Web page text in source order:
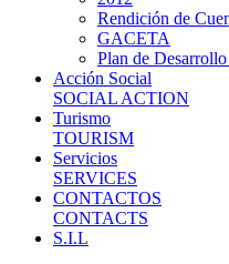
Rendición de
GACETA
Plan de
Acción Social
SOCIAL ACTION
Turismo
TOURISM
Servicios
SERVICES
CONTACTOS
CONTACTS
S.I.L